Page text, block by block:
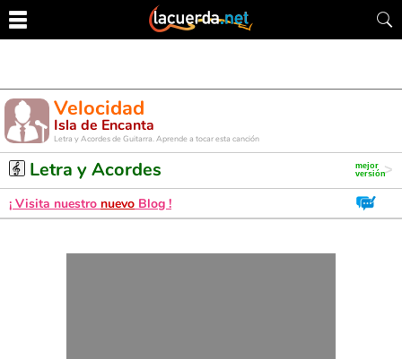
Velocidad
Isla de Encanta
Letra y Acordes de Guitarra. Aprende a tocar esta canción
Letra y Acordes
¡ Visita nuestro nuevo Blog !